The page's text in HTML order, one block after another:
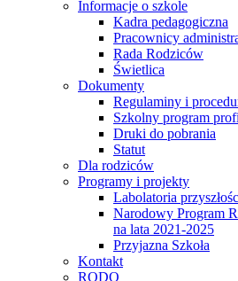
Informacje o szkole
Kadra pedagogiczna
Pracownicy
Rada Rodziców
Świetlica
Dokumenty
Regulaminy i
Szkolny program
Druki do pobrania
Statut
Dla rodziców
Programy i projekty
Labolatoria
Narodowy Program
na lata 2021-2025
Przyjazna Szkoła
Kontakt
RODO